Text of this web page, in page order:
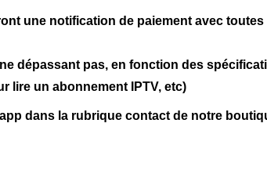
une notification de paiement avec toutes
dépassant pas, en fonction des
lire un abonnement IPTV, etc)
dans la rubrique contact de notre